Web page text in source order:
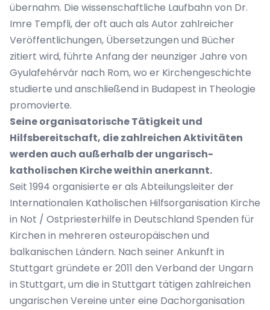
übernahm. Die wissenschaftliche Laufbahn von Dr.
Imre Tempfli, der oft auch als Autor zahlreicher
Veröffentlichungen, Übersetzungen und Bücher
zitiert wird, führte Anfang der neunziger Jahre von
Gyulafehérvár nach Rom, wo er Kirchengeschichte
studierte und anschließend in Budapest in Theologie
promovierte.
Seine organisatorische Tätigkeit und
Hilfsbereitschaft, die zahlreichen Aktivitäten
werden auch außerhalb der ungarisch-
katholischen Kirche weithin anerkannt.
Seit 1994 organisierte er als Abteilungsleiter der
Internationalen Katholischen Hilfsorganisation Kirche
in Not / Ostpriesterhilfe in Deutschland Spenden für
Kirchen in mehreren osteuropäischen und
balkanischen Ländern. Nach seiner Ankunft in
Stuttgart gründete er 2011 den Verband der Ungarn
in Stuttgart, um die in Stuttgart tätigen zahlreichen
ungarischen Vereine unter eine Dachorganisation